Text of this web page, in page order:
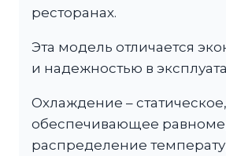
ресторанах.
Эта модель отличается
и надежностью в
Охлаждение – статическое,
обеспечивающее
распределение